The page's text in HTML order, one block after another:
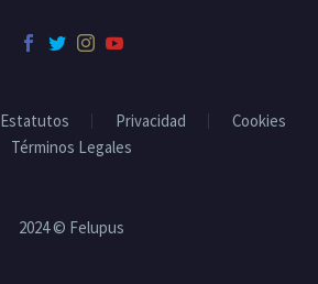
Estatutos Privacidad
Cookies
Términos Legales
2024 © Felupus